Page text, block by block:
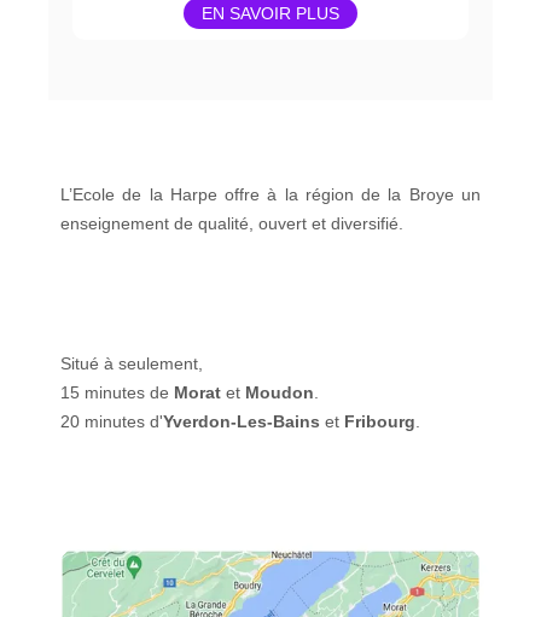
EN SAVOIR PLUS
L’Ecole de la Harpe offre à la région de la Broye un
enseignement de qualité, ouvert et diversifié.
Situé à seulement,
15 minutes de Morat et Moudon
20 minutes d'Yverdon-Les-Bains et Fribourg